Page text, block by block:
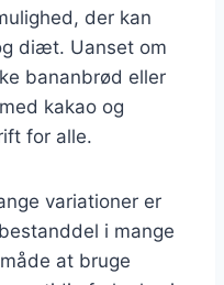
der kan
diæt. Uanset om
bananbrød eller
kakao og
for alle.
variationer er
i mange
at bruge